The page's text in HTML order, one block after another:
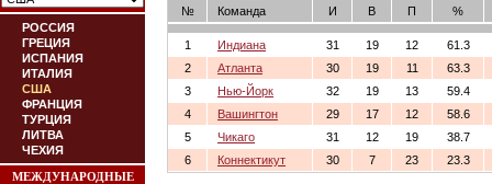
РОССИЯ
ГРЕЦИЯ
ИСПАНИЯ
ИТАЛИЯ
США
ФРАНЦИЯ
ТУРЦИЯ
ЛИТВА
ЧЕХИЯ
МЕЖДУНАРОДНЫЕ
№
Команда И В П %
1 Индиана 31 19 12
61.3
2
Атланта 30 19 11
63.3
3
Нью-Йорк 32 19 13
59.4
4
Вашингтон 29 17 12
58.6
5
Чикаго 31 12 19
38.7
6
Коннектикут 30 7 23 23.3